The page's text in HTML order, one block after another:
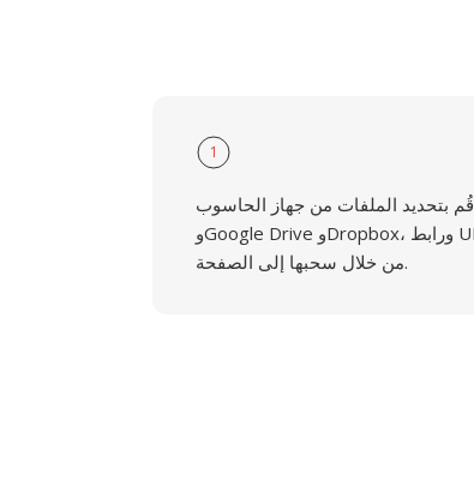
1
قُم بتحديد الملفات من جهاز الحاسوب
وGoogle Drive وDropbox، ورابط URL أو
من خلال سحبها إلى الصفحة.